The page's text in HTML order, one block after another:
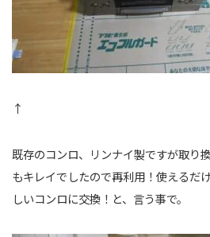
↑
既存のコンロ、リンナイ製ですが取り
もキレイでしたので再利用！使えるだ
しいコンロに交換！と、言う事で。